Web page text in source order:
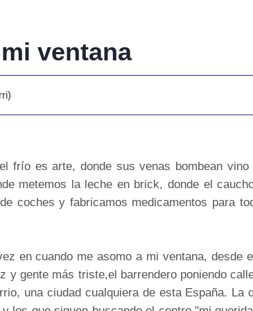
ventana
frío es arte, donde sus venas bombean vino
metemos la leche en brick, donde el
coches y fabricamos medicamentos para
en cuando me asomo a mi ventana, desde
y gente más triste,el barrendero poniendo
una ciudad cualquiera de esta España. La